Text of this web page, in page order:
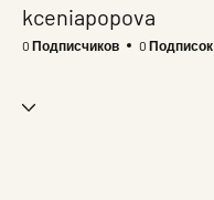
kceniapopova
0 Подписчиков 0 Подписок